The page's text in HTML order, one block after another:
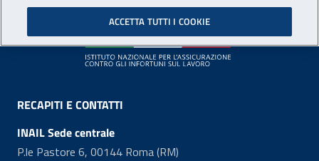
Footer
RECAPITI E CONTATTI
INAIL Sede centrale
P.le Pastore 6, 00144 Roma (RM)
ACCETTA TUTTI I COOKIE